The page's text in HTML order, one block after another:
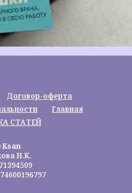
Договор-оферта
Главная
СТАТЕЙ
Ksan
Н.К.